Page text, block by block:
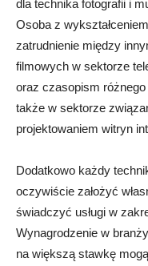
dla technika fotografii i
Osoba z
zatrudnienie między
filmowych w sektorze
oraz czasopism
także w sektorze
projektowaniem witryn
Dodatkowo każdy
oczywiście założyć
świadczyć usługi w
Wynagrodzenie w
na większą stawkę